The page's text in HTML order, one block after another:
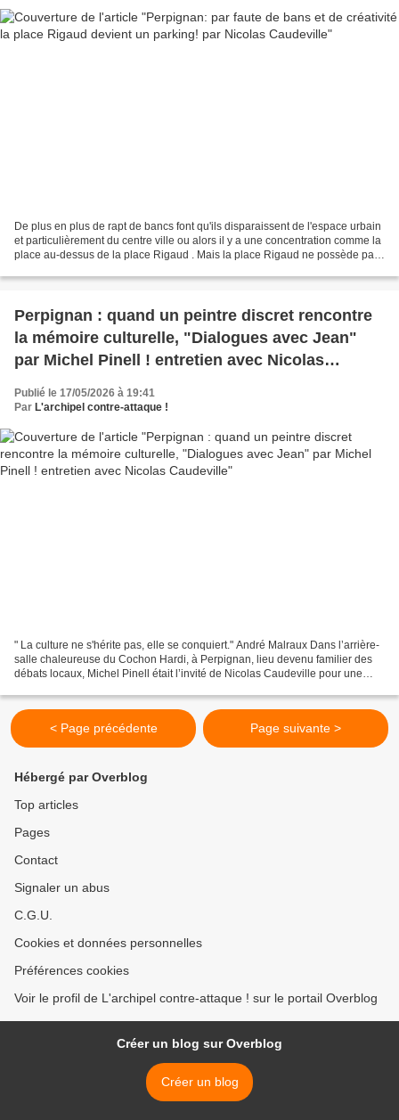
De plus en plus de rapt de bancs font qu'ils disparaissent de l'espace urbain
et particulièrement du centre ville ou alors il y a une concentration comme la
place au-dessus de la place Rigaud . Mais la place Rigaud ne possède pas
Perpignan : quand un peintre discret rencontre
la mémoire culturelle, "Dialogues avec Jean"
par Michel Pinell ! entretien avec Nicolas
Publié le 17/05/2026 à 19:41
Par L'archipel contre-attaque !
" La culture ne s'hérite pas, elle se conquiert." André Malraux Dans l’arrière-
salle chaleureuse du Cochon Hardi, à Perpignan, lieu devenu familier des
débats locaux, Michel Pinell était l’invité de Nicolas Caudeville pour une
< Page précédente Page suivante >
Hébergé par Overblog
Top articles
Pages
Contact
Signaler un abus
C.G.U.
Cookies et données personnelles
Préférences cookies
Voir le profil de L'archipel contre-attaque ! sur le portail Overblog
Créer un blog sur Overblog
Créer un blog